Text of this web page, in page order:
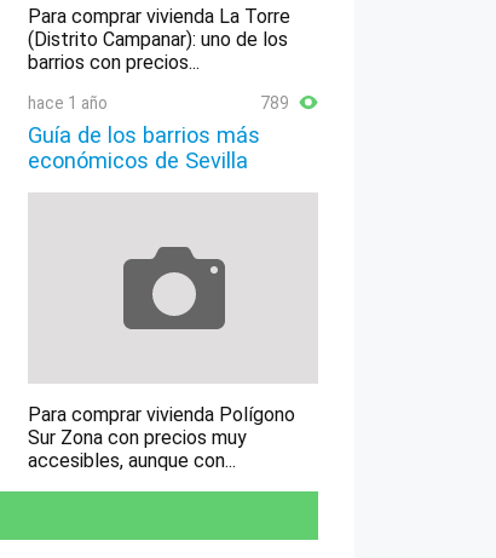
Para comprar vivienda La Torre
(Distrito Campanar): uno de los
barrios con precios...
hace 1 año 789
Guía de los barrios más
económicos de Sevilla
Para comprar vivienda Polígono
Sur Zona con precios muy
accesibles, aunque con...